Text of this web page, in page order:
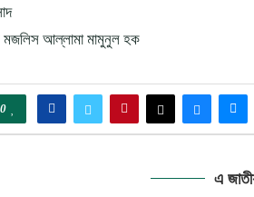
মজলিস আল্লামা মামুনুল হক
0
এ